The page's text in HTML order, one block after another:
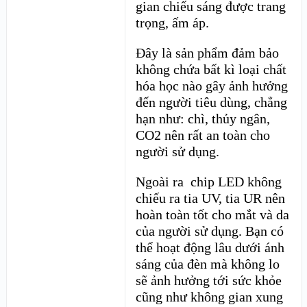
gian chiếu sáng được trang
trọng, ấm áp.
Đây là sản phẩm đảm bảo
không chứa bất kì loại chất
hóa học nào gây ảnh hưởng
đến người tiêu dùng, chẳng
hạn như: chì, thủy ngân,
CO2 nên rất an toàn cho
người sử dụng.
Ngoài ra chip LED không
chiếu ra tia UV, tia UR nên
hoàn toàn tốt cho mắt và da
của người sử dụng. Bạn có
thể hoạt động lâu dưới ánh
sáng của đèn mà không lo
sẽ ảnh hưởng tới sức khỏe
cũng như không gian xung